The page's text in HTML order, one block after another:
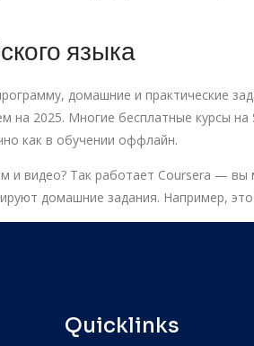
языка
домашние и практические
на 2025. Многие бесплатные курсы
как в обучении оффлайн.
и видео? Так работает Coursera —
домашние задания. Например,
Quicklinks